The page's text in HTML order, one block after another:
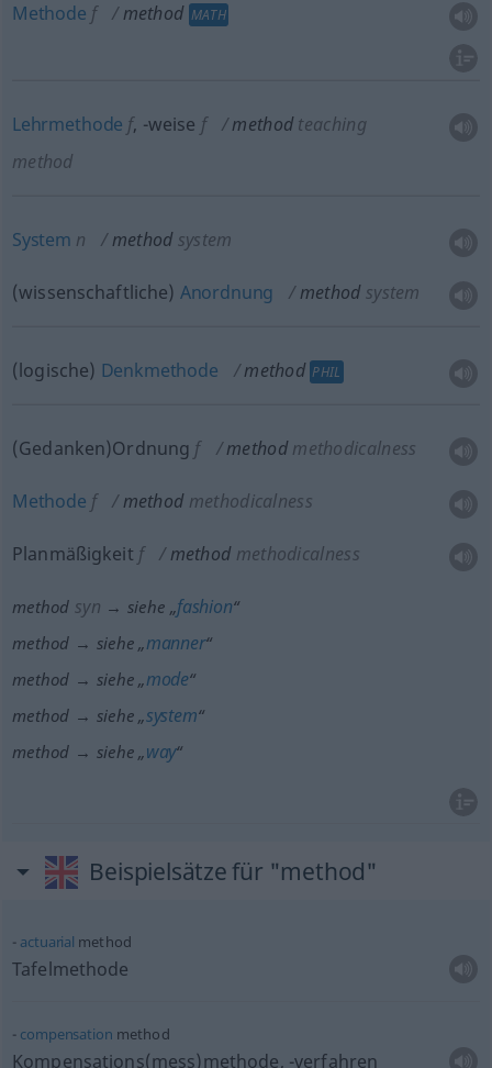
Methode f method MATH
Lehrmethode f, -weise f method teaching
method
System n method system
(wissenschaftliche) Anordnung method system
(logische) Denkmethode method PHIL
(Gedanken)Ordnung f method methodicalness
Methode f method methodicalness
Planmäßigkeit f method methodicalness
method syn → siehe „fashion“
method → siehe „manner“
method → siehe „mode“
method → siehe „system“
method → siehe „way“
Beispielsätze für "method"
actuarial method
Tafelmethode
compensation method
Kompensations(mess)methode, -verfahren